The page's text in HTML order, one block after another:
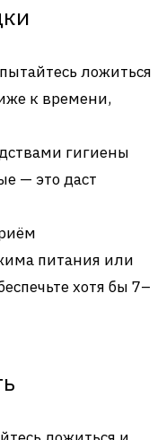
ложиться
к времени,
гигиены
— это даст
питания или
хотя бы 7–